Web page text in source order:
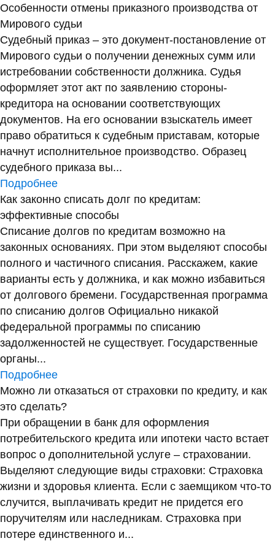
Особенности отмены приказного производства от
Мирового судьи
Судебный приказ – это документ-постановление от
Мирового судьи о получении денежных сумм или
истребовании собственности должника. Судья
оформляет этот акт по заявлению стороны-
кредитора на основании соответствующих
документов. На его основании взыскатель имеет
право обратиться к судебным приставам, которые
начнут исполнительное производство. Образец
судебного приказа вы...
Подробнее
Как законно списать долг по кредитам:
эффективные способы
Списание долгов по кредитам возможно на
законных основаниях. При этом выделяют способы
полного и частичного списания. Расскажем, какие
варианты есть у должника, и как можно избавиться
от долгового бремени. Государственная программа
по списанию долгов Официально никакой
федеральной программы по списанию
задолженностей не существует. Государственные
органы...
Подробнее
Можно ли отказаться от страховки по кредиту, и как
это сделать?
При обращении в банк для оформления
потребительского кредита или ипотеки часто встает
вопрос о дополнительной услуге – страховании.
Выделяют следующие виды страховки: Страховка
жизни и здоровья клиента. Если с заемщиком что-то
случится, выплачивать кредит не придется его
поручителям или наследникам. Страховка при
потере единственного и...